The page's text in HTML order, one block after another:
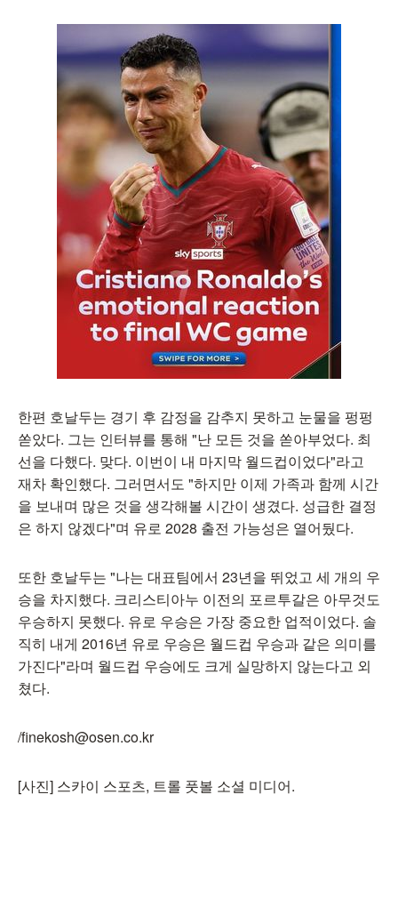
한편 호날두는 경기 후 감정을 감추지 못하고 눈물을 펑펑
쏟았다. 그는 인터뷰를 통해 "난 모든 것을 쏟아부었다. 최
선을 다했다. 맞다. 이번이 내 마지막 월드컵이었다"라고
재차 확인했다. 그러면서도 "하지만 이제 가족과 함께 시간
을 보내며 많은 것을 생각해볼 시간이 생겼다. 성급한 결정
은 하지 않겠다"며 유로 2028 출전 가능성은 열어뒀다.
또한 호날두는 "나는 대표팀에서 23년을 뛰었고 세 개의 우
승을 차지했다. 크리스티아누 이전의 포르투갈은 아무것도
우승하지 못했다. 유로 우승은 가장 중요한 업적이었다. 솔
직히 내게 2016년 유로 우승은 월드컵 우승과 같은 의미를
가진다"라며 월드컵 우승에도 크게 실망하지 않는다고 외
쳤다.
/finekosh@osen.co.kr
[사진] 스카이 스포츠, 트롤 풋볼 소셜 미디어.